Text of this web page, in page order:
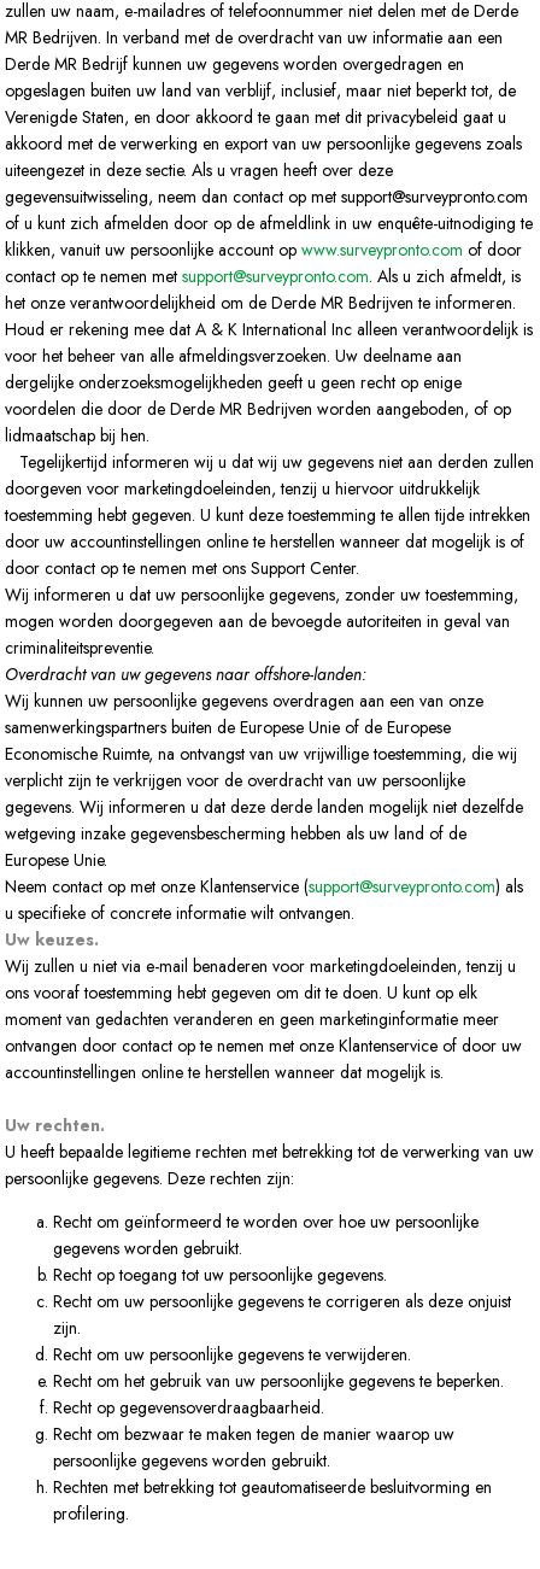
zullen uw naam, e-mailadres of telefoonnummer niet delen met de Derde
MR Bedrijven. In verband met de overdracht van uw informatie aan een
Derde MR Bedrijf kunnen uw gegevens worden overgedragen en
opgeslagen buiten uw land van verblijf, inclusief, maar niet beperkt tot, de
Verenigde Staten, en door akkoord te gaan met dit privacybeleid gaat u
akkoord met de verwerking en export van uw persoonlijke gegevens zoals
uiteengezet in deze sectie. Als u vragen heeft over deze
gegevensuitwisseling, neem dan contact op met support@surveypronto.com
of u kunt zich afmelden door op de afmeldlink in uw enquête-uitnodiging te
klikken, vanuit uw persoonlijke account opwww.surveypronto.com of door
contact op te nemen metsupport@surveypronto.com. Als u zich afmeldt, is
het onze verantwoordelijkheid om de Derde MR Bedrijven te informeren.
Houd er rekening mee dat A & K International Inc alleen verantwoordelijk is
voor het beheer van alle afmeldingsverzoeken. Uw deelname aan
dergelijke onderzoeksmogelijkheden geeft u geen recht op enige
voordelen die door de Derde MR Bedrijven worden aangeboden, of op
lidmaatschap bij hen.
Tegelijkertijd informeren wij u dat wij uw gegevens niet aan derden zullen
doorgeven voor marketingdoeleinden, tenzij u hiervoor uitdrukkelijk
toestemming hebt gegeven. U kunt deze toestemming te allen tijde intrekken
door uw accountinstellingen online te herstellen wanneer dat mogelijk is of
door contact op te nemen met ons Support Center.
Wij informeren u dat uw persoonlijke gegevens, zonder uw toestemming,
mogen worden doorgegeven aan de bevoegde autoriteiten in geval van
criminaliteitspreventie.
Overdracht van uw gegevens naar offshore-landen:
Wij kunnen uw persoonlijke gegevens overdragen aan een van onze
samenwerkingspartners buiten de Europese Unie of de Europese
Economische Ruimte, na ontvangst van uw vrijwillige toestemming, die wij
verplicht zijn te verkrijgen voor de overdracht van uw persoonlijke
gegevens. Wij informeren u dat deze derde landen mogelijk niet dezelfde
wetgeving inzake gegevensbescherming hebben als uw land of de
Europese Unie.
Neem contact op met onze Klantenservice (support@surveypronto.com) als
u specifieke of concrete informatie wilt ontvangen.
Uw keuzes.
Wij zullen u niet via e-mail benaderen voor marketingdoeleinden, tenzij u
ons vooraf toestemming hebt gegeven om dit te doen. U kunt op elk
moment van gedachten veranderen en geen marketinginformatie meer
ontvangen door contact op te nemen met onze Klantenservice of door uw
accountinstellingen online te herstellen wanneer dat mogelijk is.
Uw rechten.
U heeft bepaalde legitieme rechten met betrekking tot de verwerking van uw
persoonlijke gegevens. Deze rechten zijn:
Recht om geïnformeerd te worden over hoe uw persoonlijke
gegevens worden gebruikt.
Recht op toegang tot uw persoonlijke gegevens.
Recht om uw persoonlijke gegevens te corrigeren als deze onjuist
zijn.
Recht om uw persoonlijke gegevens te verwijderen.
Recht om het gebruik van uw persoonlijke gegevens te beperken.
Recht op gegevensoverdraagbaarheid.
Recht om bezwaar te maken tegen de manier waarop uw
persoonlijke gegevens worden gebruikt.
Rechten met betrekking tot geautomatiseerde besluitvorming en
profilering.